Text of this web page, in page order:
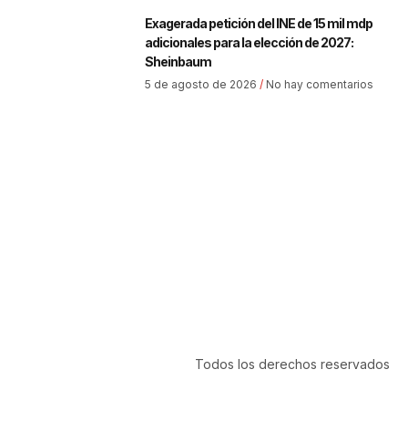
Exagerada petición del INE de 15 mil mdp
adicionales para la elección de 2027:
Sheinbaum
5 de agosto de 2026 No hay comentarios
Todos los derechos reservados